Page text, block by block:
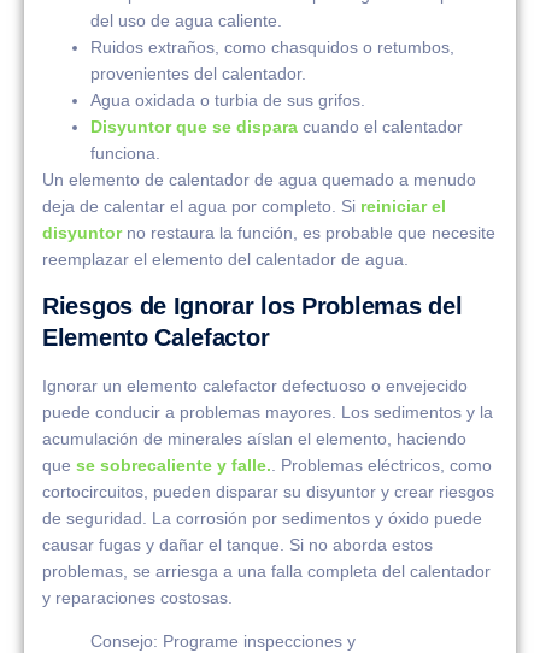
del uso de agua caliente.
Ruidos extraños, como chasquidos o retumbos,
provenientes del calentador.
Agua oxidada o turbia de sus grifos.
Disyuntor que se dispara cuando el calentador
funciona.
Un elemento de calentador de agua quemado a menudo
deja de calentar el agua por completo. Si reiniciar el
disyuntorno restaura la función, es probable que necesite
reemplazar el elemento del calentador de agua.
Riesgos de Ignorar los Problemas del
Elemento Calefactor
Ignorar un elemento calefactor defectuoso o envejecido
puede conducir a problemas mayores. Los sedimentos y la
acumulación de minerales aíslan el elemento, haciendo
que se sobrecaliente y falle. . Problemas eléctricos, como
cortocircuitos, pueden disparar su disyuntor y crear riesgos
de seguridad. La corrosión por sedimentos y óxido puede
causar fugas y dañar el tanque. Si no aborda estos
problemas, se arriesga a una falla completa del calentador
y reparaciones costosas.
Consejo: Programe inspecciones y